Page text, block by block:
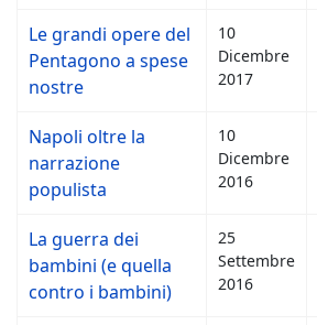
Le grandi opere del
Pentagono a spese
nostre
10
Dicembre
2017
Napoli oltre la
narrazione
populista
10
Dicembre
2016
La guerra dei
bambini (e quella
contro i bambini)
25
Settembre
2016